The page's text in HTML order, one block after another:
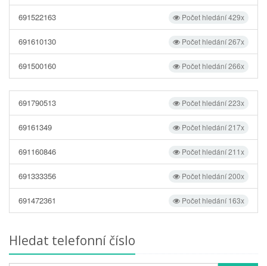
Počet hledání 429x
691522163
Počet hledání 267x
691610130
Počet hledání 266x
691500160
Počet hledání 223x
691790513
Počet hledání 217x
69161349
Počet hledání 211x
691160846
Počet hledání 200x
691333356
Počet hledání 163x
691472361
Hledat telefonní číslo